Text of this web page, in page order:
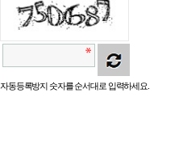
자동등록방지 숫자를 순서대로 입력하세요.